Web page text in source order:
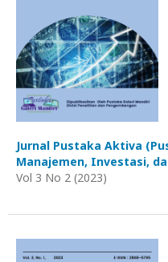
Jurnal Pustaka Aktiva
Manajemen, Investasi,
Vol 3 No 2 (2023)